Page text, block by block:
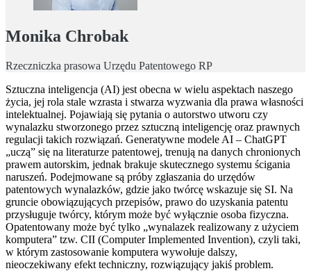
Monika Chrobak
Rzeczniczka prasowa Urzędu Patentowego RP
Sztuczna inteligencja (AI) jest obecna w wielu aspektach naszego
życia, jej rola stale wzrasta i stwarza wyzwania dla prawa własności
intelektualnej. Pojawiają się pytania o autorstwo utworu czy
wynalazku stworzonego przez sztuczną inteligencję oraz prawnych
regulacji takich rozwiązań. Generatywne modele AI – ChatGPT
„uczą” się na literaturze patentowej, trenują na danych chronionych
prawem autorskim, jednak brakuje skutecznego systemu ścigania
naruszeń. Podejmowane są próby zgłaszania do urzędów
patentowych wynalazków, gdzie jako twórcę wskazuje się SI. Na
gruncie obowiązujących przepisów, prawo do uzyskania patentu
przysługuje twórcy, którym może być wyłącznie osoba fizyczna.
Opatentowany może być tylko „wynalazek realizowany z użyciem
komputera” tzw. CII (Computer Implemented Invention), czyli taki,
w którym zastosowanie komputera wywołuje dalszy,
nieoczekiwany efekt techniczny, rozwiązujący jakiś problem.